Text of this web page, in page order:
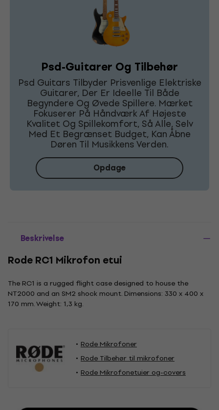
Psd-Guitarer Og Tilbehør
Psd Guitars Tilbyder Prisvenlige Elektriske
Guitarer, Der Er Ideelle Til Både
Begyndere Og Øvede Spillere. Mærket
Fokuserer På Håndværk Af Højeste
Kvalitet Og Spillekomfort, Så Alle, Selv
Med Et Begrænset Budget, Kan Åbne
Døren Til Musikkens Verden.
Opdage
Beskrivelse
Rode RC1 Mikrofon etui
The RC1 is a rugged flight case designed to house the
NT2000 and an SM2 shock mount. Dimensions: 330 x 400 x
170 mm. Weight: 1,3 kg.
Rode Mikrofoner
Rode Tilbehør til mikrofoner
Rode Mikrofonetuier og-covers